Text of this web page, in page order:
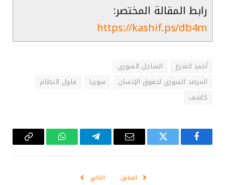
رابط المقالة المختصر:
https://kashif.ps/db4m
أحمد الشرع
الساحل السوري
المرصد السوري لحقوق الإنسان
سوريا
فلول النظام
كاشف
فيسبوك تويتر
البريد
تيلقرام واتساب Copy
السابق التالي